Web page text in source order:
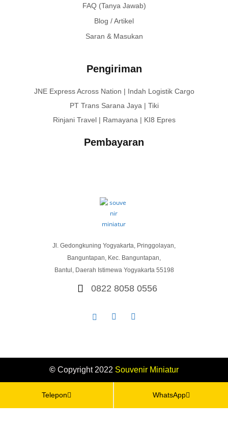
FAQ (Tanya Jawab)
Blog / Artikel
Saran & Masukan
Pengiriman
JNE Express Across Nation | Indah Logistik Cargo
PT Trans Sarana Jaya | Tiki
Rinjani Travel | Ramayana | KI8 Epres
Pembayaran
Jl. Gedongkuning Yogyakarta, Pringgolayan,
Banguntapan, Kec. Banguntapan,
Bantul, Daerah Istimewa Yogyakarta 55198
0822 8058 0556
© Copyright 2022 Souvenir Miniatur
Telepon WhatsApp